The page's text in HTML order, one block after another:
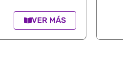
VER MÁS